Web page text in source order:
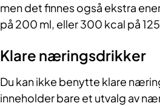
men det finnes også ekstra
på 200 ml, eller 300 kcal på
Klare næringsdrikker
Du kan ikke benytte klare
inneholder bare et utvalg av